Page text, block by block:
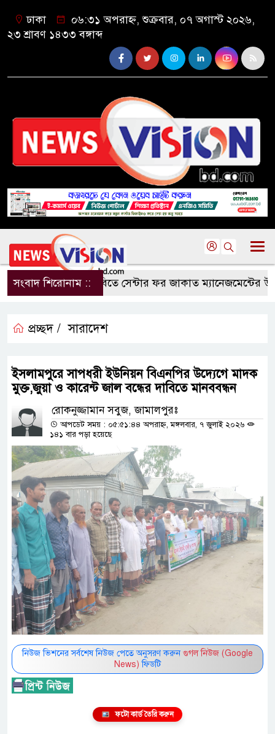
ঢাকা
০৬:৩১ অপরাহ্ন, শুক্রবার, ০৭ অগাস্ট ২০২৬,
২৩ শ্রাবণ ১৪৩৩ বঙ্গাব্দ
সংবাদ শিরোনাম ::কুবিতে সেন্টার ফর জাকাত ম্যানেজমেন্টের
প্রচ্ছদ / সারাদেশ
ইসলামপুরে সাপধরী ইউনিয়ন বিএনপির উদ্যেগে মাদক
মুক্ত,জুয়া ও কারেন্ট জাল বন্ধের দাবিতে মানববন্ধন
রোকনুজ্জামান সবুজ, জামালপুরঃ
আপডেট সময় : ০৫:৫১:৪৪ অপরাহ্ন, মঙ্গলবার, ৭ জুলাই ২০২৬
১৪১ বার পড়া হয়েছে
নিউজ ভিশনের সর্বশেষ নিউজ পেতে অনুসরণ করুন গুগল নিউজ (Google
News) ফিডটি
ফটো কার্ড তৈরি করুন